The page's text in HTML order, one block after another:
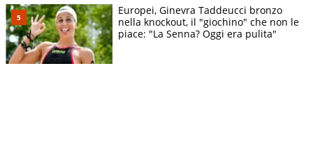
Europei, Ginevra Taddeucci bronzo
nella knockout, il "giochino" che non le
piace: "La Senna? Oggi era pulita"